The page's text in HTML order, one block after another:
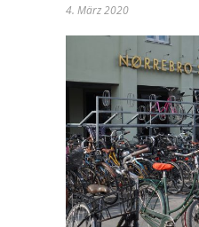
4. März 2020